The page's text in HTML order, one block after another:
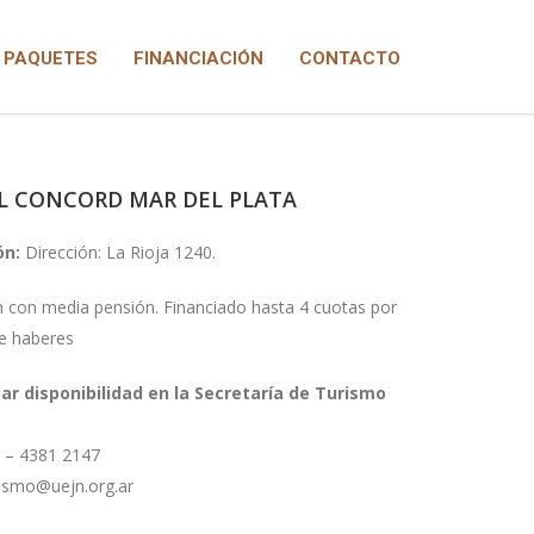
PAQUETES FINANCIACIÓN CONTACTO
CONCORD MAR DEL PLATA
Dirección: La Rioja 1240.
con media pensión. Financiado hasta 4 cuotas por
haberes
disponibilidad en la Secretaría de Turismo
– 4381 2147